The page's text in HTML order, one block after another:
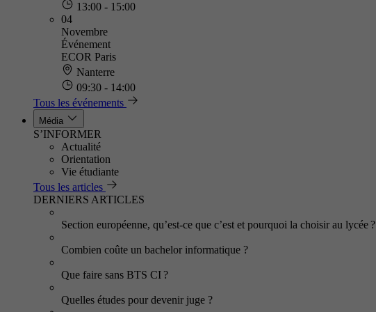
13:00 - 15:00
04
Novembre
Événement
ECOR Paris
Nanterre
09:30 - 14:00
Tous les événements
Média
S’INFORMER
Actualité
Orientation
Vie étudiante
Tous les articles
DERNIERS ARTICLES
Section européenne, qu’est-ce que c’est et pourquoi la choisir au lycée ?
Combien coûte un bachelor informatique ?
Que faire sans BTS CI ?
Quelles études pour devenir juge ?